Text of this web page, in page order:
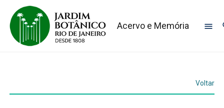
Acervo e Memória
Voltar